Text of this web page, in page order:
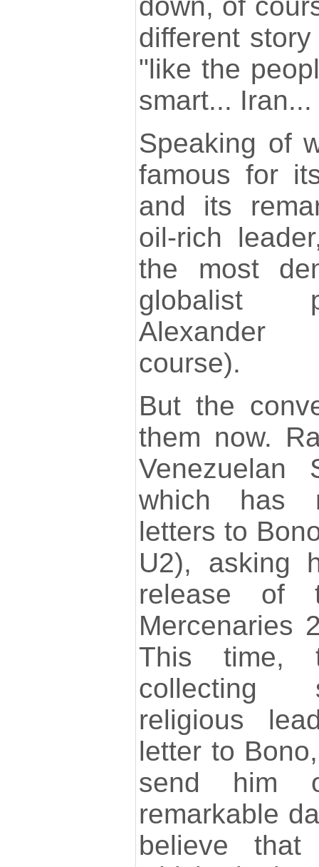
down, of
different
"like the
smart...
Speaking of
famous for
and its
oil-rich
the most
globalist
Alexander
course).
But the
them now.
Venezuelan
which has
letters to
U2), asking
release of
Mercenaries
This time,
collecting
religious
letter to
send him
remarkable
believe